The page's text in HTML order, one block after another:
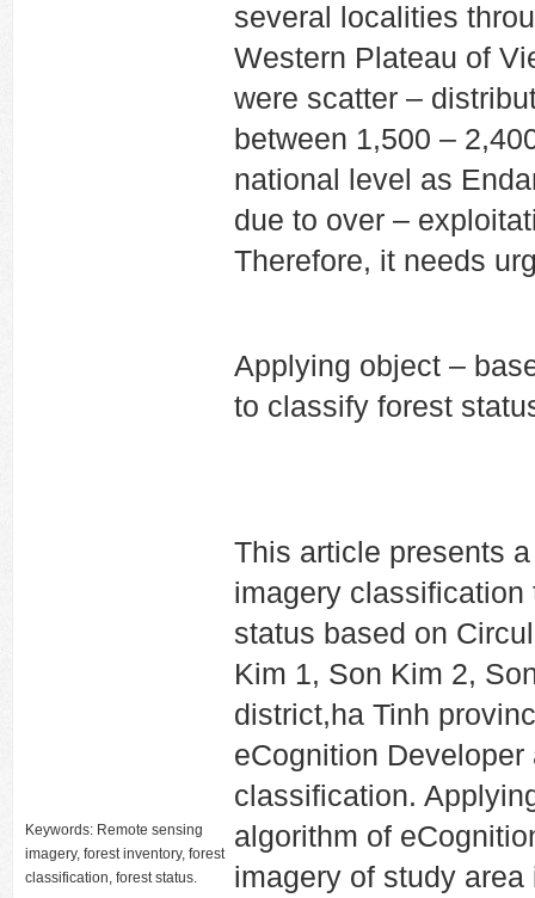
several localities
Western Plateau of
were scatter –
between 1,500 –
national level as
due to over –
Therefore, it needs
Keywords: Remote sensing
imagery, forest inventory, forest
classification, forest status.
Applying object –
to classify forest
This article presents
imagery
status based on
Kim 1, Son Kim 2,
district,ha Tinh
eCognition
classification.
algorithm of
imagery of study